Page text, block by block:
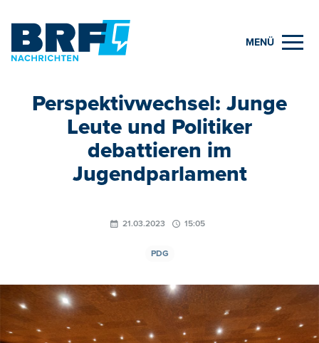
MENÜ
Perspektivwechsel: Junge
Leute und Politiker
debattieren im
Jugendparlament
21.03.2023 15:05
PDG